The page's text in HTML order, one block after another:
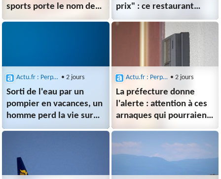
sports porte le nom de
l’ancien maire, cette ville
prix" : ce restaurant
historique des Pyrénées-
Orientales reçoit une
nouvelle distinction
Actu.fr : Perpignan • 2 jours
Sorti de l'eau par un
pompier en vacances, un
homme perd la vie sur
cette plage
Actu.fr : Perpignan • 2 jours
La préfecture donne
l'alerte : attention à ces
arnaques qui pourraient
sévir dans les Pyrénées-